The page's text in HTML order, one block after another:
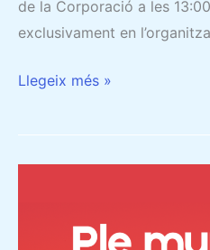
de la Corporació a les
exclusivament en
Llegeix més »
CRÒNICA